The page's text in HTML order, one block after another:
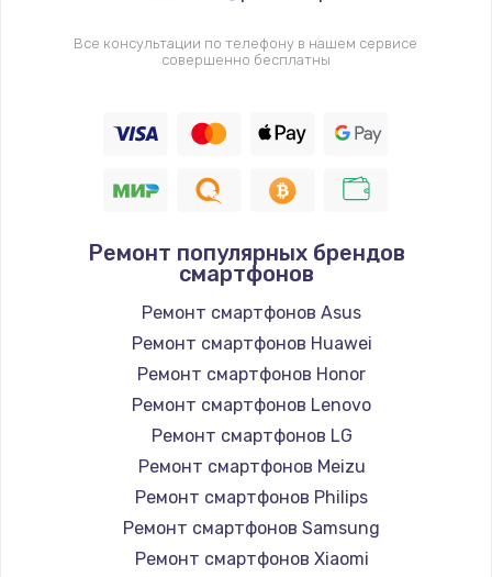
Все консультации по телефону в нашем сервисе
совершенно бесплатны
Ремонт популярных брендов
смартфонов
Ремонт смартфонов Asus
Ремонт смартфонов Huawei
Ремонт смартфонов Honor
Ремонт смартфонов Lenovo
Ремонт смартфонов LG
Ремонт смартфонов Meizu
Ремонт смартфонов Philips
Ремонт смартфонов Samsung
Ремонт смартфонов Xiaomi